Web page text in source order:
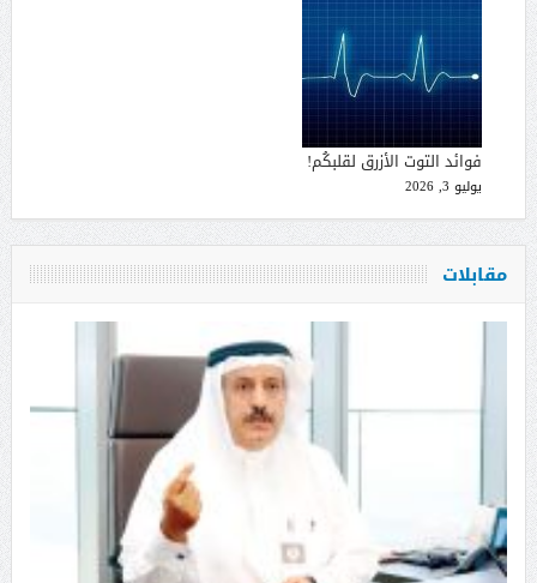
فوائد التوت الأزرق لقلبكُم!
يوليو 3, 2026
مقابلات